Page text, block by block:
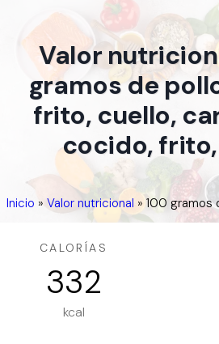
Valor
gramos de
frito, cuello,
cocido,
Inicio » Valor nutricional » 100 gramos
CALORÍAS
332
kcal